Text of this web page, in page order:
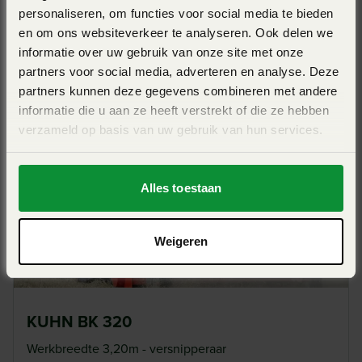
personaliseren, om functies voor social media te bieden
en om ons websiteverkeer te analyseren. Ook delen we
informatie over uw gebruik van onze site met onze
partners voor social media, adverteren en analyse. Deze
partners kunnen deze gegevens combineren met andere
informatie die u aan ze heeft verstrekt of die ze hebben
verzameld op basis van uw gebruik van hun services.
Alles toestaan
Weigeren
geen scherpe kanten of uitstekende delen. Hierdoor kan
eenvoudig gewerkt worden met de machine, ook in wijn-
en boomgaarden. Dankzij de instelbare achterplaat kan de
hakselfijnheid aangepast worden aan het volume van de
gewasresten.
KUHN VKM 305
Werkbreedte 3,03m - klepelmaaier - veelzijdig -
optimaal graslandbeheer
View
KUHN BK 320
Werkbreedte 3,20m - versnipperaar